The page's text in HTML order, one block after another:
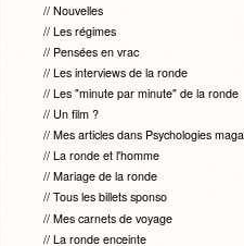
Nouvelles
Les régimes
Pensées en vrac
Les interviews de la ronde
Les "minute par minute" de la ronde
Un film ?
Mes articles dans Psychologies
La ronde et l'homme
Mariage de la ronde
Tous les billets sponso
Mes carnets de voyage
La ronde enceinte